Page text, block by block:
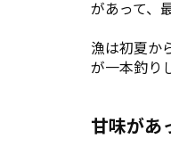
があって、
漁は初夏か
が一本釣り
甘味があ